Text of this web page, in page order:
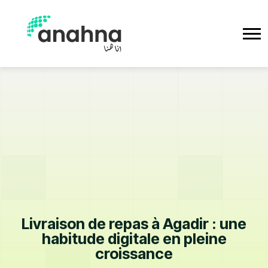
Livraison de repas à Agadir : une
habitude digitale en pleine
croissance